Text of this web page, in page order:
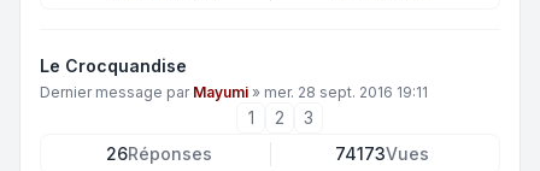
Le Crocquandise
Dernier message par Mayumi » mer. 28 sept. 2016 19:11
1 2
3
26Réponses 74173Vues